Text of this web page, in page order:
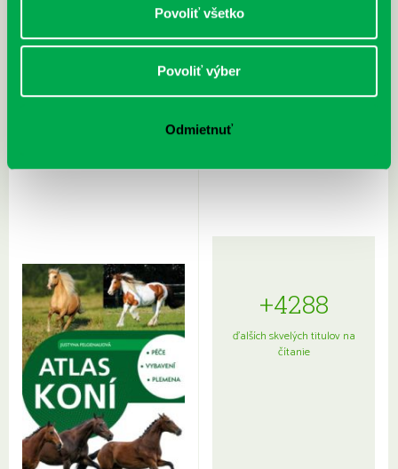
Povoliť všetko
Povoliť výber
Odmietnuť
Rudź, Przemyslaw: Atlas hviezd:
Hardy, Paula: Japonsko na tanieri:
+4288
ďalších skvelých titulov na
čítanie